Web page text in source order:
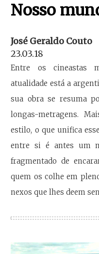
Nosso
José Geraldo Couto
23.03.18
Entre os cineastas
atualidade está a
sua obra se resuma
longas-metragens.
estilo, o que unifica
entre si é antes um
fragmentado de
quem os colhe em
nexos que lhes deem